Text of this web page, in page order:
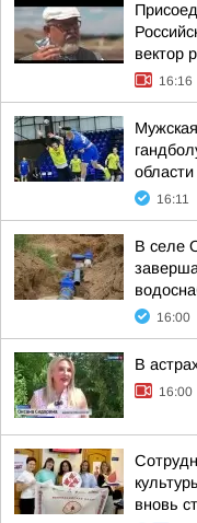
вектор
16:16
области
16:11
В селе
16:00
В
16:00
вновь